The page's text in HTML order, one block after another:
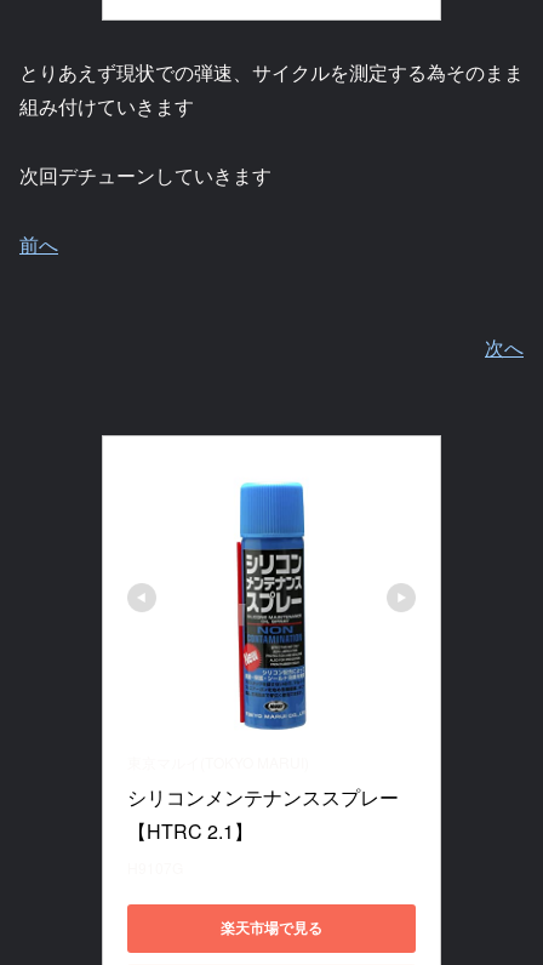
とりあえず現状での弾速、サイクルを測定する為そのまま
組み付けていきます
次回デチューンしていきます
前へ
次へ
シリコンメンテナンススプレー
【HTRC 2.1】
楽天市場で見る